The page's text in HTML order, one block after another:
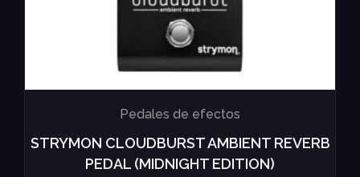
Pedales de efectos
STRYMON CLOUDBURST AMBIENT REVERB
PEDAL (MIDNIGHT EDITION)